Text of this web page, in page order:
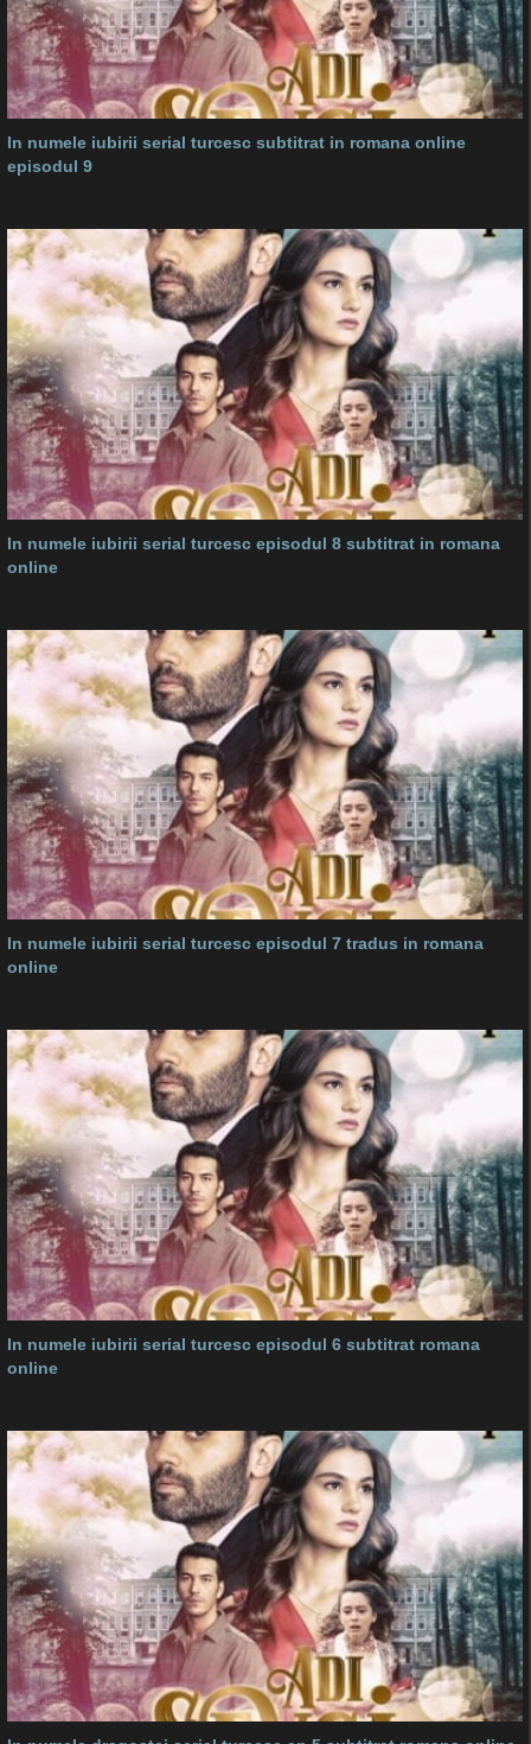
In numele iubirii serial turcesc subtitrat in romana online
episodul 9
In numele iubirii serial turcesc episodul 8 subtitrat in romana
online
In numele iubirii serial turcesc episodul 7 tradus in romana
online
In numele iubirii serial turcesc episodul 6 subtitrat romana
online